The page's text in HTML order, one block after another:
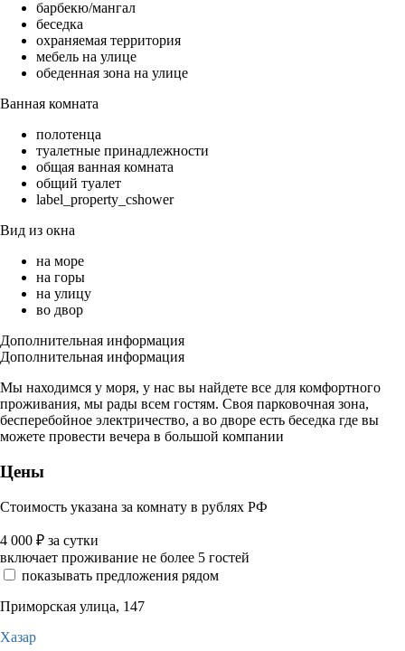
барбекю/мангал
беседка
охраняемая территория
мебель на улице
обеденная зона на улице
Ванная комната
полотенца
туалетные принадлежности
общая ванная комната
общий туалет
label_property_cshower
Вид из окна
на море
на горы
на улицу
во двор
Дополнительная информация
Дополнительная информация
Мы находимся у моря, у нас вы найдете все для комфортного
проживания, мы рады всем гостям. Своя парковочная зона,
бесперебойное электричество, а во дворе есть беседка где вы
можете провести вечера в большой компании
Цены
Стоимость указана за комнату в рублях РФ
4 000 ₽ за сутки
включает проживание не более 5 гостей
показывать предложения рядом
Приморская улица, 147
Хазар